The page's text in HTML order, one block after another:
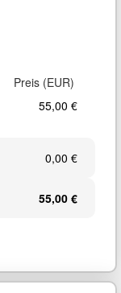
55,00 €
0,00 €
55,00 €